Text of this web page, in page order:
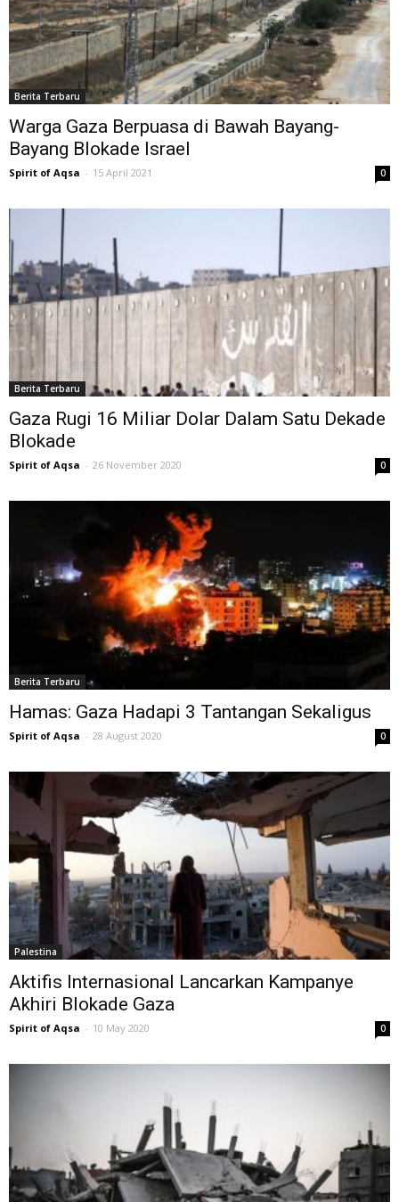
Berita Terbaru
Warga Gaza Berpuasa di Bawah Bayang-
Bayang Blokade Israel
Spirit of Aqsa - 15 April 2021 0
Berita Terbaru
Gaza Rugi 16 Miliar Dolar Dalam Satu Dekade
Blokade
Spirit of Aqsa - 26 November 2020 0
Berita Terbaru
Hamas: Gaza Hadapi 3 Tantangan Sekaligus
Spirit of Aqsa - 28 August 2020 0
Palestina
Aktifis Internasional Lancarkan Kampanye
Akhiri Blokade Gaza
Spirit of Aqsa - 10 May 2020 0